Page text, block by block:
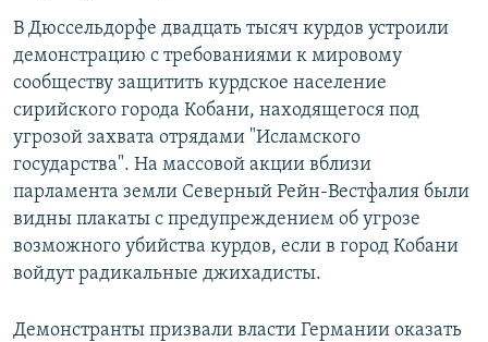
поискуЎЗБЕКЧА
ТОҶИКӢ
TÜRKMENÇE
Все сайты РСЕ/РС
В Дюссельдорфе двадцать тысяч курдов устроили
демонстрацию с требованиями к мировому
сообществу защитить курдское население
сирийского города Кобани, находящегося под
угрозой захвата отрядами "Исламского
государства". На массовой акции вблизи
парламента земли Северный Рейн-Вестфалия были
видны плакаты с предупреждением об угрозе
возможного убийства курдов, если в город Кобани
войдут радикальные джихадисты.
Демонстранты призвали власти Германии оказать